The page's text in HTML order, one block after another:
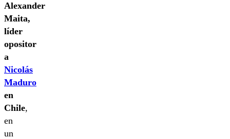
Alexander
Maita,
líder
opositor
a
Nicolás
Maduro
en
Chile,
en
un